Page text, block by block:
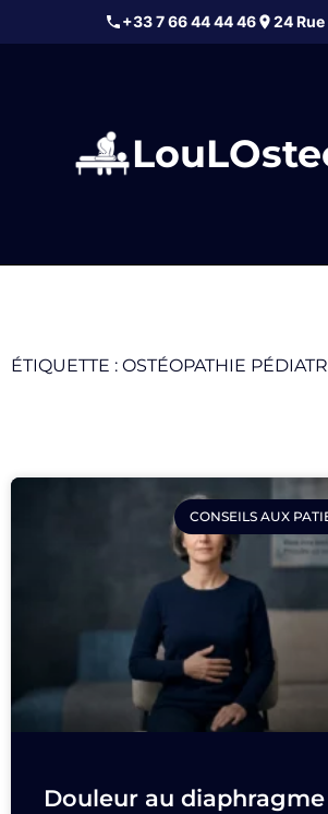
+33 7 66 44 44 46 24
ÉTIQUETTE : OSTÉOPATHIE
CONSEILS AUX
Douleur au diaphragme